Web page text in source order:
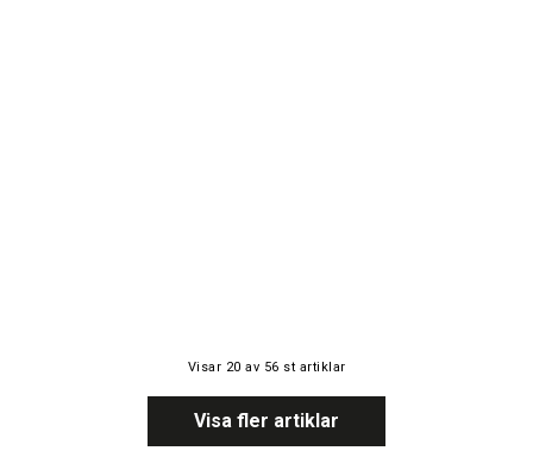
Visar 20 av 56 st artiklar
Visa fler artiklar